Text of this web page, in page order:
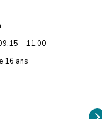
capacités physiques : une
coordination et
des capacités
renforcement
– 11:00
16 ans